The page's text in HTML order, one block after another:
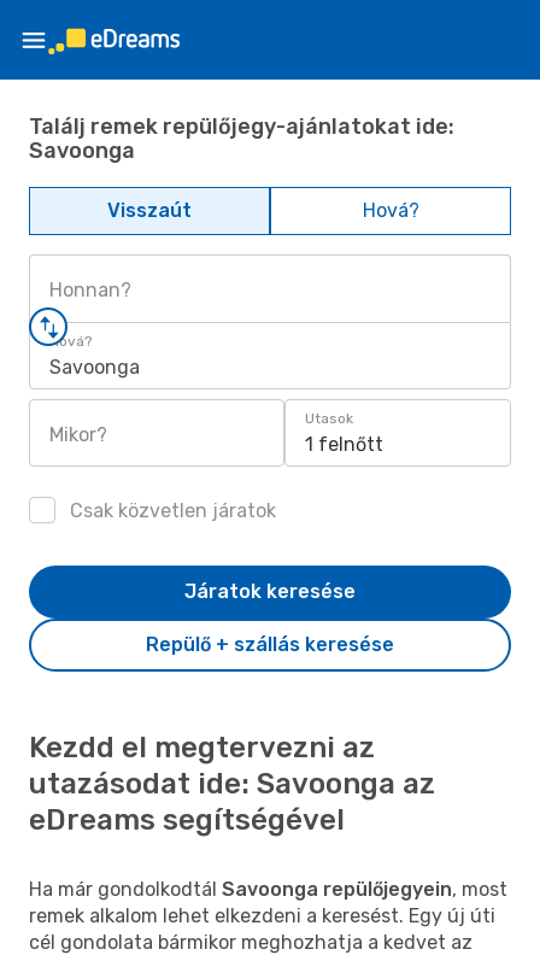
Találj remek repülőjegy-ajánlatokat ide:
Savoonga
Visszaút Hová?
Honnan?
Hová?
Savoonga
Mikor?
Utasok
1 felnőtt
Csak közvetlen járatok
Repülő + szállás keresése
Járatok keresése
Kezdd el megtervezni az
utazásodat ide: Savoonga az
eDreams segítségével
Ha már gondolkodtál Savoonga repülőjegyein, most
remek alkalom lehet elkezdeni a keresést. Egy új úti
cél gondolata bármikor meghozhatja a kedvet az